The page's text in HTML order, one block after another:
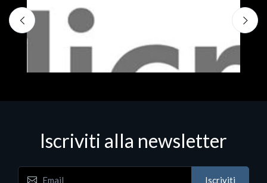
Iscriviti alla newsletter
Iscriviti